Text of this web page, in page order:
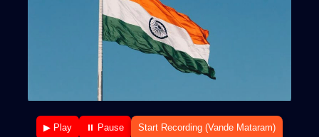
▶ Play ⏸ Pause Start Recording (Vande Mataram)